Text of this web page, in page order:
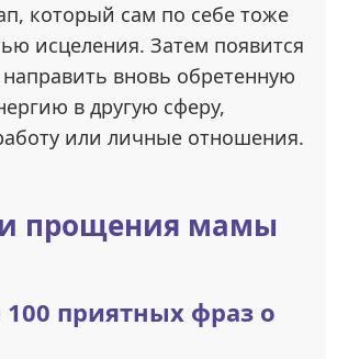
который сам по себе тоже
исцеления. Затем появится
вновь обретенную
в другую сферу,
или личные отношения.
прощения мамы
приятных фраз о